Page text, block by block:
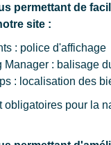
permettant de
site :
: police d'affichage
Manager : balisage
: localisation des
obligatoires pour la